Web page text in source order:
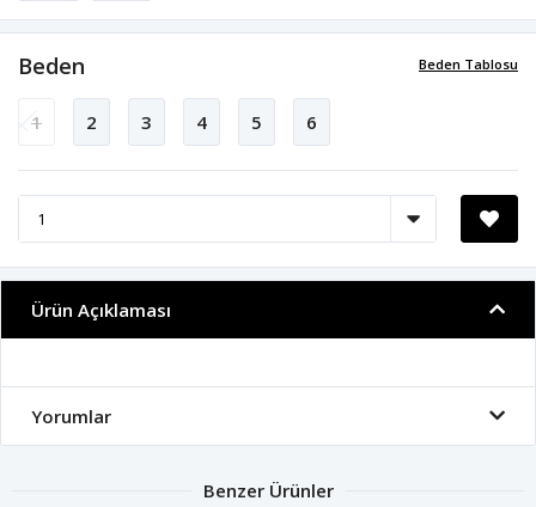
Beden Tablosu
Beden
1 2 3 4 5 6
Ürün Açıklaması
Yorumlar
Benzer Ürünler